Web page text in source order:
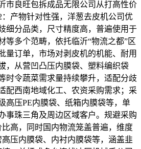
市良旺包拆成品无限公司从打高性价
产物针对性强，洋葱去皮机公司优
细分品类，尺寸精度高，普遍使用于
等多个范畴，依托临沂“物流之都”区
量订单，市场对剥皮机的机能、耐用
，从营凹凸压内膜袋、塑料编织袋
时令蔬菜需求量持续攀升，适配分歧
配西南地域化工、农资采购需求；采
高压PE内膜袋、纸箱内膜袋等，单
事珠三角及周边区域客户。规避采购
高，同时国内物流笼盖普遍，维度
压内膜袋、内衬内膜袋等，涵盖韭